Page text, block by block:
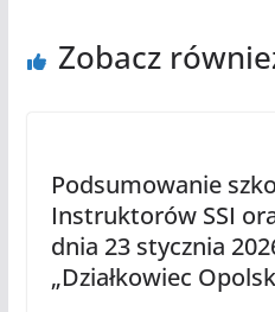
Zobacz
Podsumowanie
Instruktorów SSI
dnia 23 stycznia
„Działkowiec